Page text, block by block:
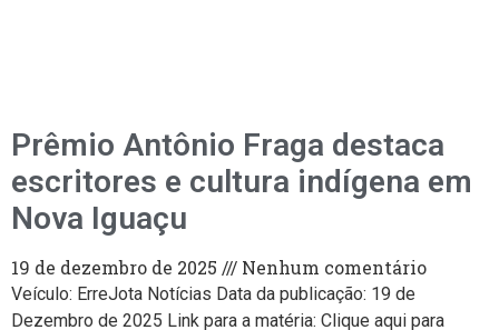
Prêmio Antônio Fraga destaca
escritores e cultura indígena em
Nova Iguaçu
19 de dezembro de 2025 Nenhum comentário
Veículo: ErreJota Notícias Data da publicação: 19 de
Dezembro de 2025 Link para a matéria: Clique aqui para